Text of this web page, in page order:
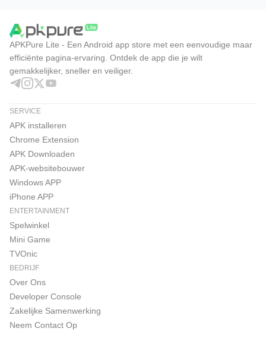
APKPure Lite - Een Android app store met een eenvoudige maar
efficiënte pagina-ervaring. Ontdek de app die je wilt
gemakkelijker, sneller en veiliger.
SERVICE
APK installeren
Chrome Extension
APK Downloaden
APK-websitebouwer
Windows APP
iPhone APP
ENTERTAINMENT
Spelwinkel
Mini Game
TVOnic
BEDRIJF
Over Ons
Developer Console
Zakelijke Samenwerking
Neem Contact Op